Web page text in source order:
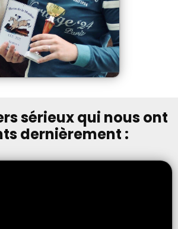
sérieux qui nous ont
dernièrement :